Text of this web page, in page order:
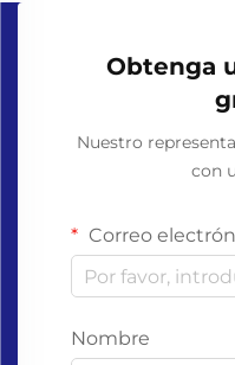
Obtenga
Nuestro
con
Correo
Nombre